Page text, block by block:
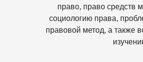
право, право
социологию права,
правовой метод, а также